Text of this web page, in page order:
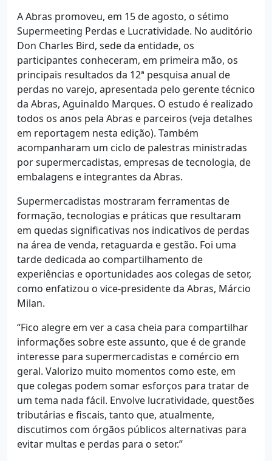
A Abras promoveu, em 15 de agosto, o sétimo
Supermeeting Perdas e Lucratividade. No auditório
Don Charles Bird, sede da entidade, os
participantes conheceram, em primeira mão, os
principais resultados da 12ª pesquisa anual de
perdas no varejo, apresentada pelo gerente técnico
da Abras, Aguinaldo Marques. O estudo é realizado
todos os anos pela Abras e parceiros (veja detalhes
em reportagem nesta edição). Também
acompanharam um ciclo de palestras ministradas
por supermercadistas, empresas de tecnologia, de
embalagens e integrantes da Abras.
Supermercadistas mostraram ferramentas de
formação, tecnologias e práticas que resultaram
em quedas significativas nos indicativos de perdas
na área de venda, retaguarda e gestão. Foi uma
tarde dedicada ao compartilhamento de
experiências e oportunidades aos colegas de setor,
como enfatizou o vice-presidente da Abras, Márcio
Milan.
“Fico alegre em ver a casa cheia para compartilhar
informações sobre este assunto, que é de grande
interesse para supermercadistas e comércio em
geral. Valorizo muito momentos como este, em
que colegas podem somar esforços para tratar de
um tema nada fácil. Envolve lucratividade, questões
tributárias e fiscais, tanto que, atualmente,
discutimos com órgãos públicos alternativas para
evitar multas e perdas para o setor.”